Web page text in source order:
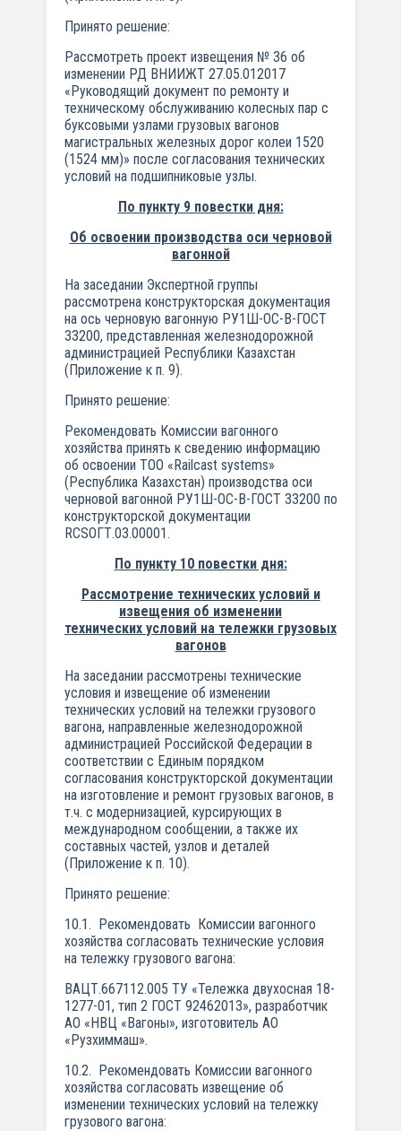
Принято решение:
Рассмотреть проект извещения № 36 об
изменении РД ВНИИЖТ 27.05.01­2017
«Руководящий документ по ремонту и
техническому обслуживанию колесных пар с
буксовыми узлами грузовых вагонов
магистральных железных дорог колеи 1520
(1524 мм)» после согласования технических
условий на подшипниковые узлы.
По пункту 9 повестки дня:
Об освоении производства оси черновой
вагонной
На заседании Экспертной группы
рассмотрена конструкторская документация
на ось черновую вагонную РУ1Ш-ОС-В-ГОСТ
33200, представленная железнодорожной
администрацией Республики Казахстан
(Приложение к п. 9).
Принято решение:
Рекомендовать Комиссии вагонного
хозяйства принять к сведению информацию
об освоении ТОО «Railcast systems»
(Республика Казахстан) производства оси
черновой вагонной РУ1Ш-ОС-В-ГОСТ 33200 по
конструкторской документации
RCSОГТ.03.00001.
По пункту 10 повестки дня:
Рассмотрение технических условий и
извещения об изменении
технических условий на тележки грузовых
вагонов
На заседании рассмотрены технические
условия и извещение об изменении
технических условий на тележки грузового
вагона, направленные железнодорожной
администрацией Российской Федерации в
соответствии с Единым порядком
согласования конструкторской документации
на изготовление и ремонт грузовых вагонов, в
т.ч. с модернизацией, курсирующих в
международном сообщении, а также их
составных частей, узлов и деталей
(Приложение к п. 10).
Принято решение:
10.1. Рекомендовать Комиссии вагонного
хозяйства согласовать технические условия
на тележку грузового вагона:
ВАЦТ.667112.005 ТУ «Тележка двухосная 18-
1277-01, тип 2 ГОСТ 9246­2013», разработчик
АО «НВЦ «Вагоны», изготовитель АО
«Рузхиммаш».
10.2. Рекомендовать Комиссии вагонного
хозяйства согласовать извещение об
изменении технических условий на тележку
грузового вагона: